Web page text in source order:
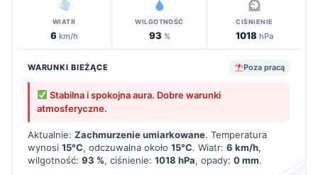
WIATR
6 km/h
WILGOTNOŚĆ
93 %
CIŚNIENIE
1018 hPa
WARUNKI BIEŻĄCE Poza pracą
Stabilna i spokojna aura. Dobre warunki
atmosferyczne.
Aktualnie: Zachmurzenie umiarkowane. Temperatura
wynosi 15°C, odczuwalna około 15°C. Wiatr: 6 km/h,
wilgotność: 93 %, ciśnienie: 1018 hPa, opady: 0 mm.